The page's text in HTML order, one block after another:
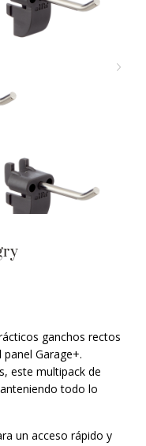
ganchos rectos
Garage+.
este multipack de
todo lo
un acceso rápido y